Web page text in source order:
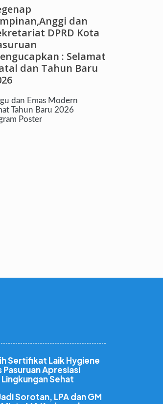
dan
DPRD Kota
: Selamat
dan Tahun Baru
Sertifikat Laik Hygiene
Apresiasi
Sehat
Sorotan, LPA dan GM